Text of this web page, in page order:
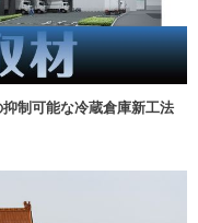
制可能な冷蔵倉庫新工法